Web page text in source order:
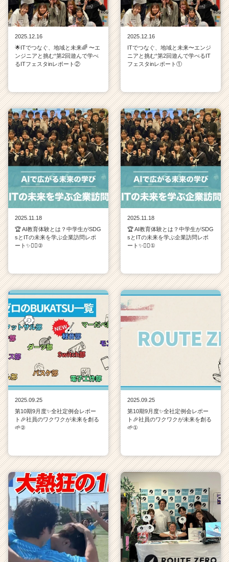
2025.12.16
🌟ITでつなぐ、地域と未来🌈 〜エ
ンジニアと挑む“第2回遊んで学べ
るITフェスタinレポート②
2025.12.16
ITでつなぐ、地域と未来〜エンジ
ニアと挑む“第2回遊んで学べるIT
フェスタinレポート①
2025.11.18
🏆 AI教育体験とは？中学生がSDG
sとITの未来を学ぶ企業訪問レポ
ート✨💁‍♀️②
2025.11.18
🏆 AI教育体験とは？中学生がSDG
sとITの未来を学ぶ企業訪問レポ
ート✨💁‍♀️①
2025.09.25
第10期9月度✨全社定例会レポー
ト🎉社員のワクワクが未来を創る
🌱②
2025.09.25
第10期9月度✨全社定例会レポー
ト🎉社員のワクワクが未来を創る
🌱①